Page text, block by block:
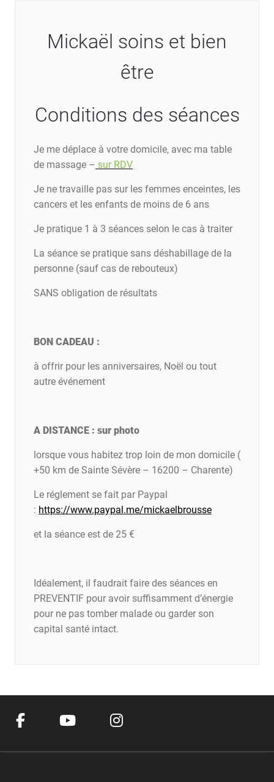
Mickaël soins et bien
être
Conditions des séances
Je me déplace à votre domicile, avec ma table
de massage – sur RDV
Je ne travaille pas sur les femmes enceintes, les
cancers et les enfants de moins de 6 ans
Je pratique 1 à 3 séances selon le cas à traiter
La séance se pratique sans déshabillage de la
personne (sauf cas de rebouteux)
SANS obligation de résultats
BON CADEAU :
à offrir pour les anniversaires, Noël ou tout
autre événement
A DISTANCE : sur photo
lorsque vous habitez trop loin de mon domicile (
+50 km de Sainte Sévère – 16200 – Charente)
Le réglement se fait par Paypal
: https://www.paypal.me/mickaelbrousse
et la séance est de 25 €
Idéalement, il faudrait faire des séances en
PREVENTIF pour avoir suffisamment d’énergie
pour ne pas tomber malade ou garder son
capital santé intact.